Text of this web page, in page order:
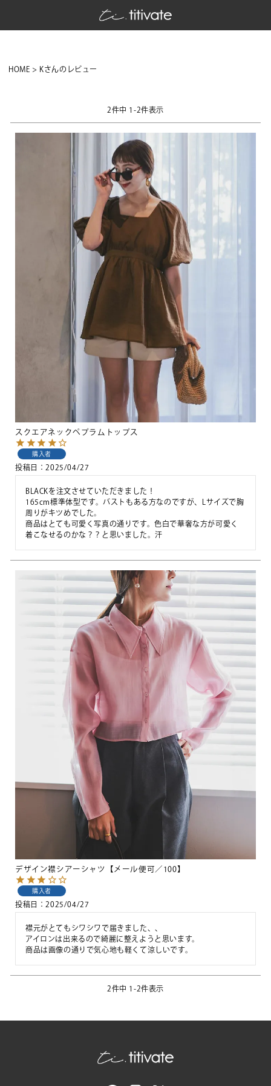
HOME Kさんのレビュー
2件中 1 -2件表示
スクエアネックペプラムトップス
購入者
投稿日 2025/04/27
BLACKを注文させていただきました！
165cm標準体型です。バストもある方なのですが、Lサイズで胸
周りがキツめでした。
商品はとても可愛く写真の通りです。色白で華奢な方が可愛く
着こなせるのかな？？と思いました。汗
デザイン襟シアーシャツ【メール便可／100】
購入者
投稿日 2025/04/27
襟元がとてもシワシワで届きました、、
アイロンは出来るので綺麗に整えようと思います。
商品は画像の通りで気心地も軽くて涼しいです。
2件中 1 -2件表示